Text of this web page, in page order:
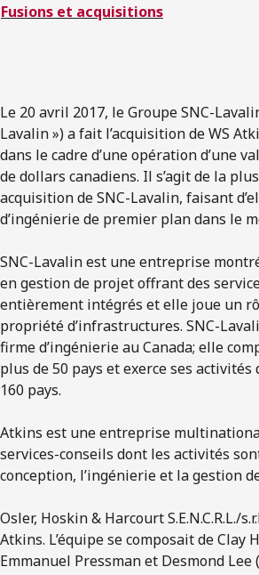
Fusions et acquisitions
Le 20 avril 2017, le Groupe SNC-
Lavalin ») a fait l’acquisition de WS
dans le cadre d’une opération d’une
de dollars canadiens. Il s’agit de la
acquisition de SNC-Lavalin, faisant
d’ingénierie de premier plan dans le
SNC-Lavalin est une entreprise
en gestion de projet offrant des
entièrement intégrés et elle joue un
propriété d’infrastructures. SNC-
firme d’ingénierie au Canada; elle
plus de 50 pays et exerce ses activités
160 pays.
Atkins est une entreprise
services-conseils dont les activités
conception, l’ingénierie et la gestion
Osler, Hoskin & Harcourt S.E.N.C.R.L./
Atkins. L’équipe se composait de Clay
Emmanuel Pressman et Desmond Lee